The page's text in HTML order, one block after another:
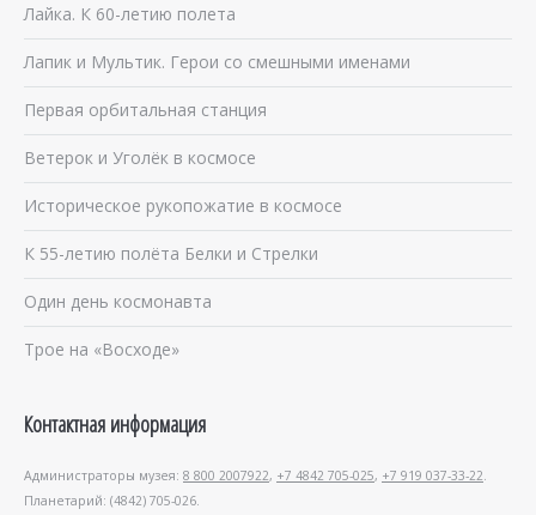
Лайка. К 60-летию полета
Лапик и Мультик. Герои со смешными именами
Первая орбитальная станция
Ветерок и Уголёк в космосе
Историческое рукопожатие в космосе
К 55-летию полёта Белки и Стрелки
Один день космонавта
Трое на «Восходе»
Контактная информация
Администраторы музея: 8 800 2007922, +7 4842 705-025, +7 919 037-33-22.
Планетарий: (4842) 705-026.